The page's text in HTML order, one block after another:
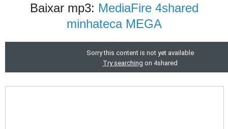
Baixar mp3: MediaFire 4shared
minhateca MEGA